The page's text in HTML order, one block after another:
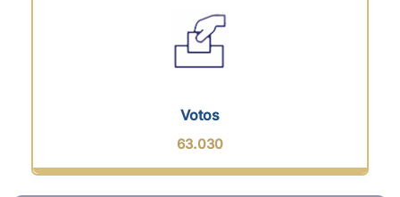
Votos
63.030